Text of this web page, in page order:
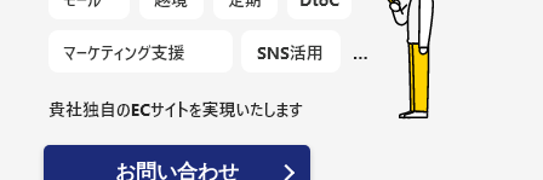
お問い合わせ